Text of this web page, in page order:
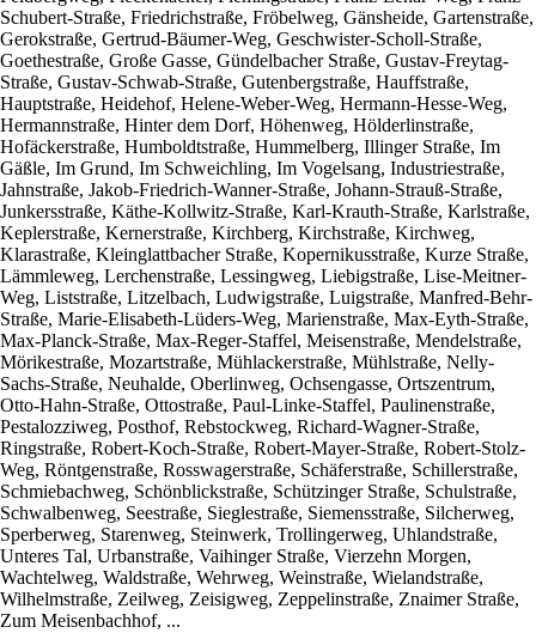
Schubert-Straße, Friedrichstraße, Fröbelweg, Gänsheide, Gartenstraße,
Gerokstraße, Gertrud-Bäumer-Weg, Geschwister-Scholl-Straße,
Goethestraße, Große Gasse, Gündelbacher Straße, Gustav-Freytag-
Straße, Gustav-Schwab-Straße, Gutenbergstraße, Hauffstraße,
Hauptstraße, Heidehof, Helene-Weber-Weg, Hermann-Hesse-Weg,
Hermannstraße, Hinter dem Dorf, Höhenweg, Hölderlinstraße,
Hofäckerstraße, Humboldtstraße, Hummelberg, Illinger Straße, Im
Gäßle, Im Grund, Im Schweichling, Im Vogelsang, Industriestraße,
Jahnstraße, Jakob-Friedrich-Wanner-Straße, Johann-Strauß-Straße,
Junkersstraße, Käthe-Kollwitz-Straße, Karl-Krauth-Straße, Karlstraße,
Keplerstraße, Kernerstraße, Kirchberg, Kirchstraße, Kirchweg,
Klarastraße, Kleinglattbacher Straße, Kopernikusstraße, Kurze Straße,
Lämmleweg, Lerchenstraße, Lessingweg, Liebigstraße, Lise-Meitner-
Weg, Liststraße, Litzelbach, Ludwigstraße, Luigstraße, Manfred-Behr-
Straße, Marie-Elisabeth-Lüders-Weg, Marienstraße, Max-Eyth-Straße,
Max-Planck-Straße, Max-Reger-Staffel, Meisenstraße, Mendelstraße,
Mörikestraße, Mozartstraße, Mühlackerstraße, Mühlstraße, Nelly-
Sachs-Straße, Neuhalde, Oberlinweg, Ochsengasse, Ortszentrum,
Otto-Hahn-Straße, Ottostraße, Paul-Linke-Staffel, Paulinenstraße,
Pestalozziweg, Posthof, Rebstockweg, Richard-Wagner-Straße,
Ringstraße, Robert-Koch-Straße, Robert-Mayer-Straße, Robert-Stolz-
Weg, Röntgenstraße, Rosswagerstraße, Schäferstraße, Schillerstraße,
Schmiebachweg, Schönblickstraße, Schützinger Straße, Schulstraße,
Schwalbenweg, Seestraße, Sieglestraße, Siemensstraße, Silcherweg,
Sperberweg, Starenweg, Steinwerk, Trollingerweg, Uhlandstraße,
Unteres Tal, Urbanstraße, Vaihinger Straße, Vierzehn Morgen,
Wachtelweg, Waldstraße, Wehrweg, Weinstraße, Wielandstraße,
Wilhelmstraße, Zeilweg, Zeisigweg, Zeppelinstraße, Znaimer Straße,
Zum Meisenbachhof, ...